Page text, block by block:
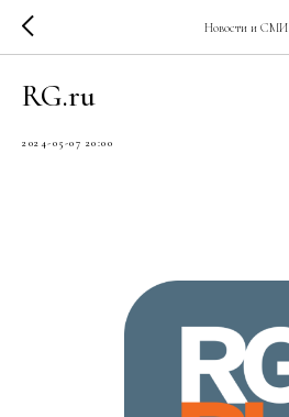
Новости и СМИ
RG.ru
2024-05-07 20:00